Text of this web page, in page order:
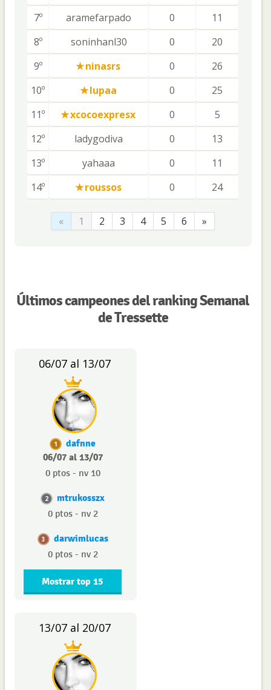
7º
aramefarpado 0
11
8º
soninhanl30 0
20
9º
ninasrs 0
26
10º
lupaa 0
25
11º
xcocoexpresx 0
5
12º
ladygodiva 0
13
13º
yahaaa 0
11
14º
roussos 0 24
« 1 2 3 4 5 6 »
Últimos campeones del ranking Semanal
de Tressette
06/07 al 13/07
1
dafnne
06/07 al 13/07
0 ptos - nv 10
2 mtrukosszx
0 ptos - nv 2
3 darwimlucas
0 ptos - nv 2
Mostrar top 15
13/07 al 20/07